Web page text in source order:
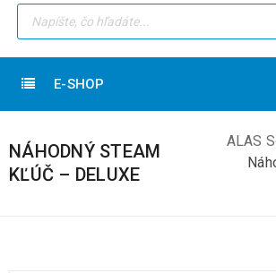
E-SHOP
NÁHODNÝ STEAM
KĽÚČ – DELUXE
ALAS